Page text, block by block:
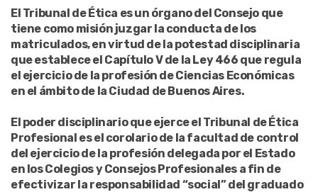
El Tribunal de Ética es un órgano del Consejo que
tiene como misión juzgar la conducta de los
matriculados, en virtud de la potestad disciplinaria
que establece el Capítulo V de la Ley 466 que regula
el ejercicio de la profesión de Ciencias Económicas
en el ámbito de la Ciudad de Buenos Aires.
El poder disciplinario que ejerce el Tribunal de Ética
Profesional es el corolario de la facultad de control
del ejercicio de la profesión delegada por el Estado
en los Colegios y Consejos Profesionales a fin de
efectivizar la responsabilidad “social” del graduado